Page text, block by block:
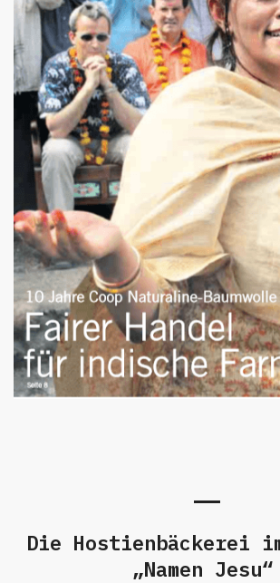
Die Hostienbäckerei
„Namen Jesu“